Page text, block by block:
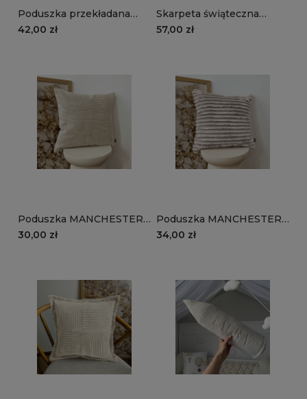
Poduszka przekładana
MANCHESTER LN17 |
42,00 zł
Skarpeta świąteczna
MANCHESTER LN17 |
57,00 zł
Poduszka MANCHESTER
LN03 | beżowy
30,00 zł
Poduszka MANCHESTER
TL03 | beżowy
34,00 zł